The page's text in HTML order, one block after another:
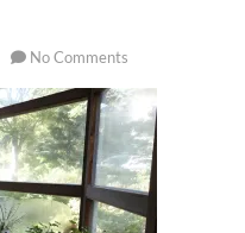
No Comments